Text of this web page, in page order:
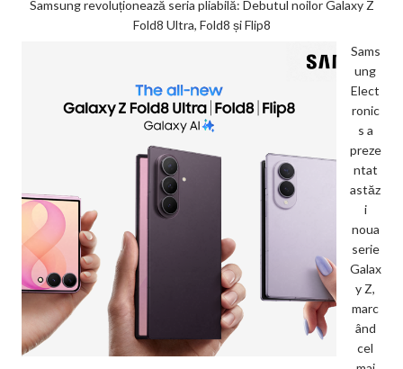
Samsung revoluționează seria pliabilă: Debutul noilor Galaxy Z
Fold8 Ultra, Fold8 și Flip8
Sams
ung
Elect
ronic
s a
preze
ntat
astăz
i
noua
serie
Galax
y Z,
marc
ând
cel